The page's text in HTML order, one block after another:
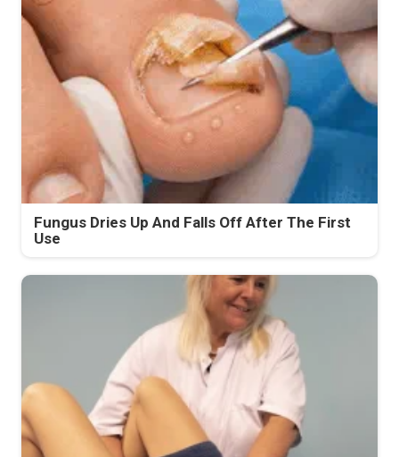
Fungus Dries Up And Falls Off After The First
Use